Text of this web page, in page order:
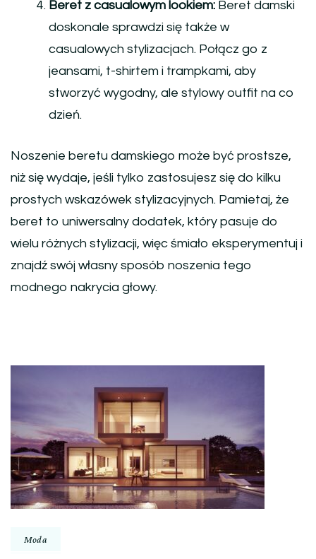
Beret z casualowym lookiem: Beret damski
doskonale sprawdzi się także w
casualowych stylizacjach. Połącz go z
jeansami, t-shirtem i trampkami, aby
stworzyć wygodny, ale stylowy outfit na co
dzień.
Noszenie beretu damskiego może być prostsze,
niż się wydaje, jeśli tylko zastosujesz się do kilku
prostych wskazówek stylizacyjnych. Pamietaj, że
beret to uniwersalny dodatek, który pasuje do
wielu różnych stylizacji, więc śmiało eksperymentuj i
znajdź swój własny sposób noszenia tego
modnego nakrycia głowy.
Nawigacja
wpisu
Moda